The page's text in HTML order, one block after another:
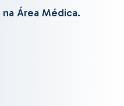
na Área Médica.